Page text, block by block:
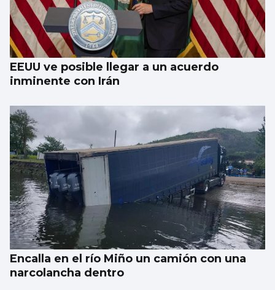
EEUU ve posible llegar a un acuerdo
inminente con Irán
Encalla en el río Miño un camión con una
narcolancha dentro